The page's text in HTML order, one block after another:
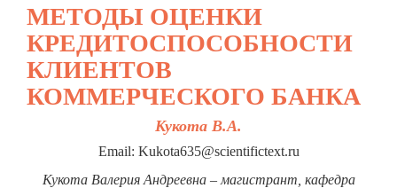
МЕТОДЫ ОЦЕНКИ
КРЕДИТОСПОСОБНОСТИ
КЛИЕНТОВ
КОММЕРЧЕСКОГО БАНКА
Кукота В.А.
Email: Kukota635@scientifictext.ru
Кукота Валерия Андреевна – магистрант, кафедра